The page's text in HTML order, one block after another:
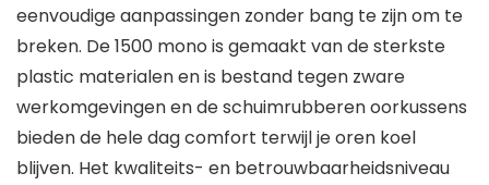
eenvoudige aanpassingen zonder bang te zijn om te
breken. De 1500 mono is gemaakt van de sterkste
plastic materialen en is bestand tegen zware
werkomgevingen en de schuimrubberen oorkussens
bieden de hele dag comfort terwijl je oren koel
blijven. Het kwaliteits- en betrouwbaarheidsniveau